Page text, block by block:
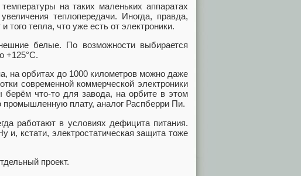
на таких маленьких аппаратах
теплопередачи. Иногда, правда,
того тепла, что уже есть от электроники.
белые. По возможности выбирается
+125°C.
на орбитах до 1000 километров можно даже
современной коммерческой электроники
что-то для завода, на орбите в этом
плату, аналог Распберри Пи.
работают в условиях дефицита питания.
и, кстати, электростатическая защита тоже
проект.